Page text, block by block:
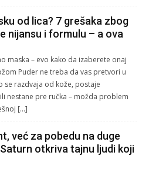
od lica? 7 grešaka zbog
nijansu i formulu – a ova
maska – evo kako da izaberete onaj
Puder ne treba da vas pretvori u
se razdvaja od kože, postaje
nestane pre ručka – možda problem
[…]
već za pobedu na duge
otkriva tajnu ljudi koji